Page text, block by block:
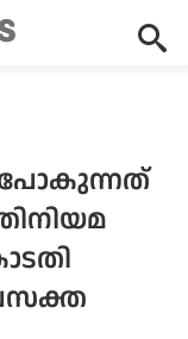
പോകുന്നത്